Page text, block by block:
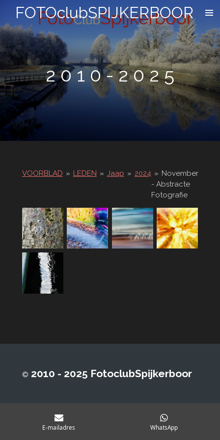
direct
naar
hoofdinhoud
FOTOclubSPIJKERBOOR
2 0 1 0 - 2 0 2 5
VOORBLAD » LEDEN » Jaap » 2024 » November
- Abstracte
Fotografie
© 2010 - 2025 FotoclubSpijkerboor
E-mailadres WhatsApp